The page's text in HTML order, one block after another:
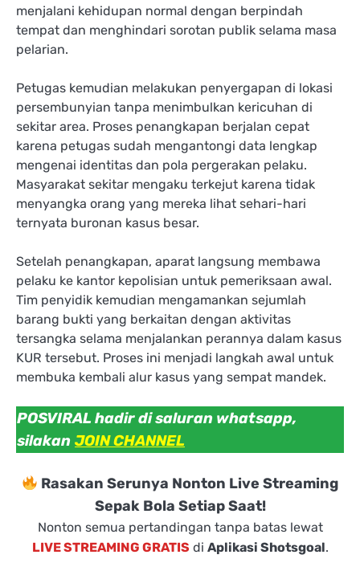
menjalani kehidupan normal dengan berpindah
tempat dan menghindari sorotan publik selama masa
pelarian.
Petugas kemudian melakukan penyergapan di lokasi
persembunyian tanpa menimbulkan kericuhan di
sekitar area. Proses penangkapan berjalan cepat
karena petugas sudah mengantongi data lengkap
mengenai identitas dan pola pergerakan pelaku.
Masyarakat sekitar mengaku terkejut karena tidak
menyangka orang yang mereka lihat sehari-hari
ternyata buronan kasus besar.
Setelah penangkapan, aparat langsung membawa
pelaku ke kantor kepolisian untuk pemeriksaan awal.
Tim penyidik kemudian mengamankan sejumlah
barang bukti yang berkaitan dengan aktivitas
tersangka selama menjalankan perannya dalam kasus
KUR tersebut. Proses ini menjadi langkah awal untuk
membuka kembali alur kasus yang sempat mandek.
POSVIRAL hadir di saluran whatsapp,
silakan JOIN CHANNEL
Rasakan Serunya Nonton Live Streaming
Sepak Bola Setiap Saat!
Nonton semua pertandingan tanpa batas lewat
LIVE STREAMING GRATIS di Aplikasi Shotsgoal.